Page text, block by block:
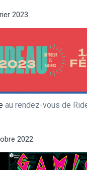
2023
au rendez-vous de
2022